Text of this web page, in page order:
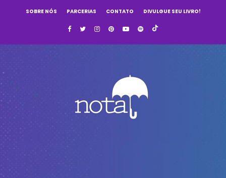
SOBRE NÓS PARCERIAS CONTATO DIVULGUE SEU LIVRO!